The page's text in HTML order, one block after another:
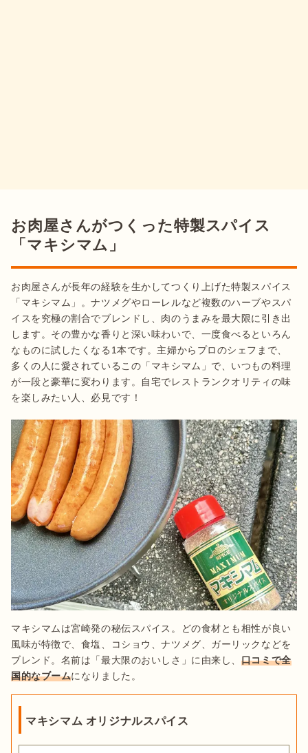
お肉屋さんがつくった特製スパイス
「マキシマム」
お肉屋さんが長年の経験を生かしてつくり上げた特製スパイス
「マキシマム」。ナツメグやローレルなど複数のハーブやスパ
イスを究極の割合でブレンドし、肉のうまみを最大限に引き出
します。その豊かな香りと深い味わいで、一度食べるといろん
なものに試したくなる1本です。主婦からプロのシェフまで、
多くの人に愛されているこの「マキシマム」で、いつもの料理
が一段と豪華に変わります。自宅でレストランクオリティの味
マキシマムは宮崎発の秘伝スパイス。どの食材とも相性が良い
風味が特徴で、食塩、コショウ、ナツメグ、ガーリックなどを
ブレンド。名前は「最大限のおいしさ」に由来し、 口コミで全
国的なブーム
マキシマム オリジナルスパイス